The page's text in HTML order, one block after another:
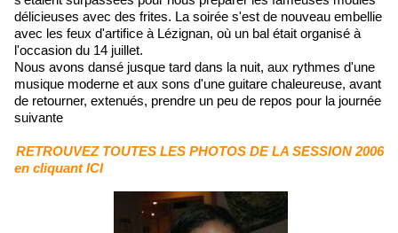
délicieuses avec des frites. La soirée s'est de nouveau embellie
avec les feux d'artifice à Lézignan, où un bal était organisé à
l'occasion du 14 juillet.
Nous avons dansé jusque tard dans la nuit, aux rythmes d'une
musique moderne et aux sons d'une guitare chaleureuse, avant
de retourner, extenués, prendre un peu de repos pour la journée
suivante
RETROUVEZ TOUTES LES PHOTOS DE LA SESSION 2006
en cliquant ICI